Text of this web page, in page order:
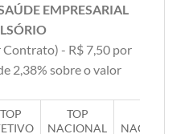
EMPRESARIAL
Contrato) - R$ 7,50 por
2,38% sobre o valor
TOP
TOP
NACIONAL
NACIONAL